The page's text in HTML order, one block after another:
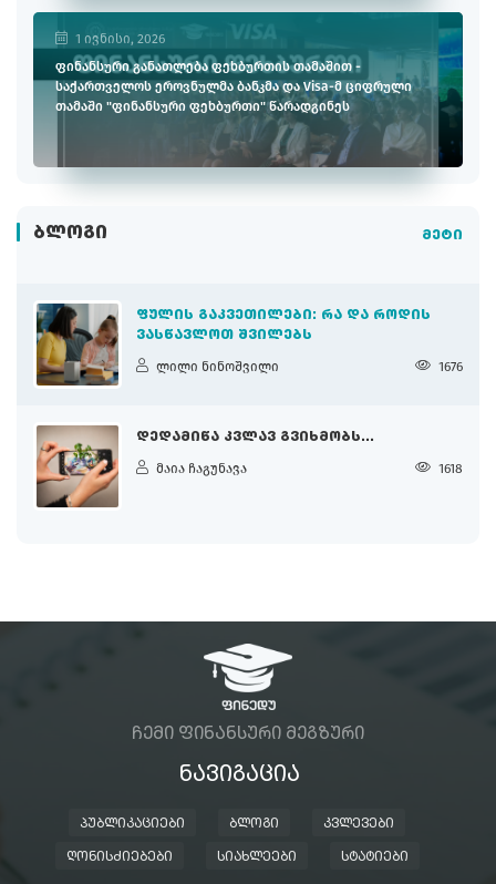
1 ივნისი, 2026
ფინანსური განათლება ფეხბურთის თამაშით -
საქართველოს ეროვნულმა ბანკმა და Visa-მ ციფრული
თამაში "ფინანსური ფეხბურთი" წარადგინეს
ᲑᲚᲝᲒᲘ მეტი
ᲤᲣᲚᲘᲡ ᲒᲐᲙᲕᲔᲗᲘᲚᲔᲑᲘ: ᲠᲐ ᲓᲐ ᲠᲝᲓᲘᲡ
ᲕᲐᲡᲬᲐᲕᲚᲝᲗ ᲨᲕᲘᲚᲔᲑᲡ
ლილი ნინოშვილი 1676
ᲓᲔᲓᲐᲛᲘᲬᲐ ᲙᲕᲚᲐᲕ ᲒᲕᲘᲮᲛᲝᲑᲡ...
მაია ჩაგუნავა 1618
ᲩᲔᲛᲘ ᲤᲘᲜᲐᲜᲡᲣᲠᲘ ᲛᲔᲒᲖᲣᲠᲘ
ᲜᲐᲕᲘᲒᲐᲪᲘᲐ
ᲞᲣᲑᲚᲘᲙᲐᲪᲘᲔᲑᲘ ᲑᲚᲝᲒᲘ ᲙᲕᲚᲔᲕᲔᲑᲘ
ᲦᲝᲜᲘᲡᲫᲘᲔᲑᲔᲑᲘ ᲡᲘᲐᲮᲚᲔᲔᲑᲘ ᲡᲢᲐᲢᲘᲔᲑᲘ